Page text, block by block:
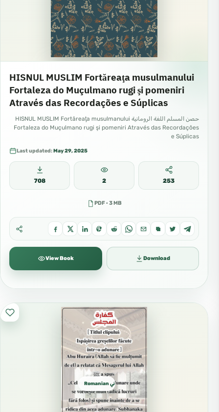
HISNUL MUSLIM Fortăreaţa musulmanului
Fortaleza do Muçulmano rugi şi pomeniri
Através das Recordações e Súplicas
حصن المسلم اللغة الرومانية HISNUL MUSLIM Fortăreaţa musulmanului
Fortaleza do Muçulmano rugi şi pomeniri Através das Recordações
e Súplicas
Last updated:May 29, 2025
708 2 253
PDF · 3 MB
View Book Download
Romanian روماني